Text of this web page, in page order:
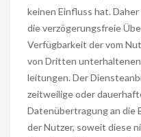
keinen Einfluss hat.
die verzögerungsfreie
Verfügbarkeit der vom
von Dritten
leitungen. Der
zeitweilige oder
Datenübertragung an die
der Nutzer, soweit diese